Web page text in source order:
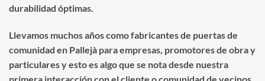
durabilidad óptimas.
Llevamos muchos años como fabricantes de puertas de
comunidad en Pallejà para empresas, promotores de obra y
particulares y esto es algo que se nota desde nuestra